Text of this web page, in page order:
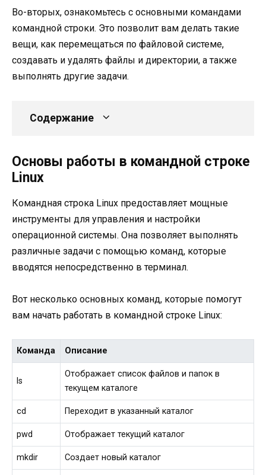
Во-вторых, ознакомьтесь с основными командами
командной строки. Это позволит вам делать такие
вещи, как перемещаться по файловой системе,
создавать и удалять файлы и директории, а также
выполнять другие задачи.
Содержание
Основы работы в командной строке
Linux
Командная строка Linux предоставляет мощные
инструменты для управления и настройки
операционной системы. Она позволяет выполнять
различные задачи с помощью команд, которые
вводятся непосредственно в терминал.
Вот несколько основных команд, которые помогут
вам начать работать в командной строке Linux:
Команда Описание
ls
Отображает список файлов и папок в
текущем каталоге
cd Переходит в указанный каталог
pwd Отображает текущий каталог
mkdir Создает новый каталог